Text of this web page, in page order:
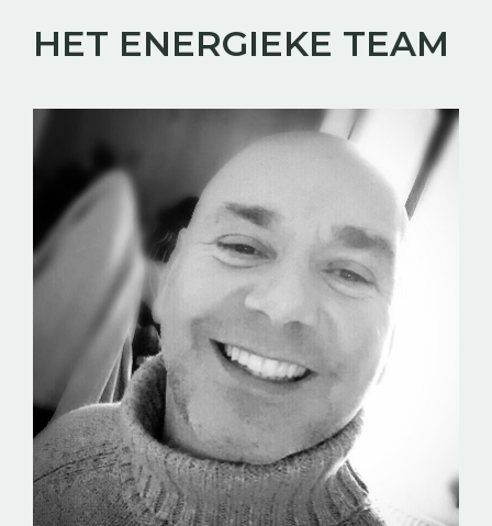
HET ENERGIEKE TEAM